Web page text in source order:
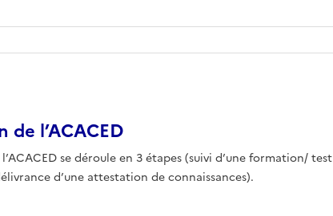
l’ACACED
se déroule en 3 étapes (suivi d’une formation/ test
d’une attestation de connaissances).